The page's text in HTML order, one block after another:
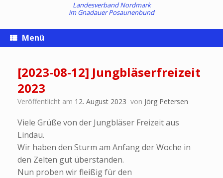
Landesverband Nordmark
imGnadauer Posaunenbund
Menü
[2023-08-12] Jungbläserfreizeit
2023
Veröffentlicht am 12. August 2023 von Jörg Petersen
Viele Grüße von der Jungbläser Freizeit aus
Lindau.
Wir haben den Sturm am Anfang der Woche in
den Zelten gut überstanden.
Nun proben wir fleißig für den